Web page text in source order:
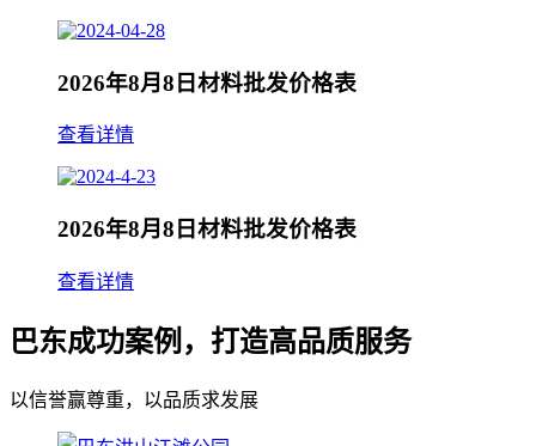
2026年8月8日材料批发价格表
查看详情
2026年8月8日材料批发价格表
查看详情
巴东成功案例，打造高品质服务
以信誉赢尊重，以品质求发展